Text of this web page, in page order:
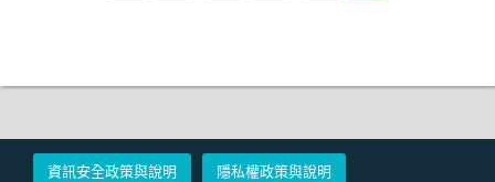
資訊安全政策與說明 隱私權政策與說明